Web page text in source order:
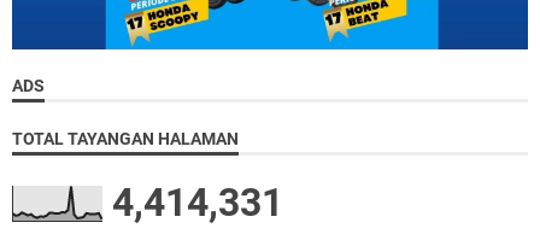
ADS
TOTAL TAYANGAN HALAMAN
4,414,331